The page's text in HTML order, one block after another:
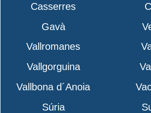
Casserres
Gavà
Vallromanes
Vallgorguina
Vallbona d´Anoia
Súria